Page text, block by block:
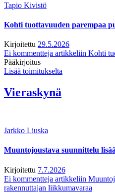
Tapio Kivistö
Kohti tuottavuuden parempaa
Kirjoitettu 29.5.2026
Ei kommentteja artikkeliin Kohti
Pääkirjoitus
Lisää toimitukselta
Vieraskynä
Jarkko Liuska
Muuntojoustava suunnittelu
Kirjoitettu 7.7.2026
Ei kommentteja artikkeliin
rakennuttajan liikkumavaraa